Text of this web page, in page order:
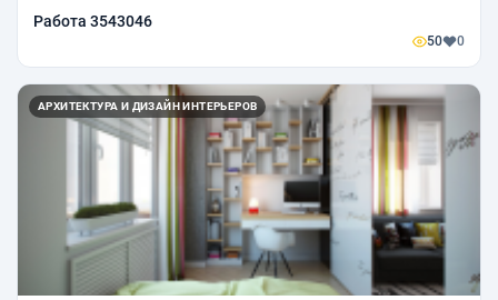
Работа 3543046
50 0
АРХИТЕКТУРА И ДИЗАЙН ИНТЕРЬЕРОВ